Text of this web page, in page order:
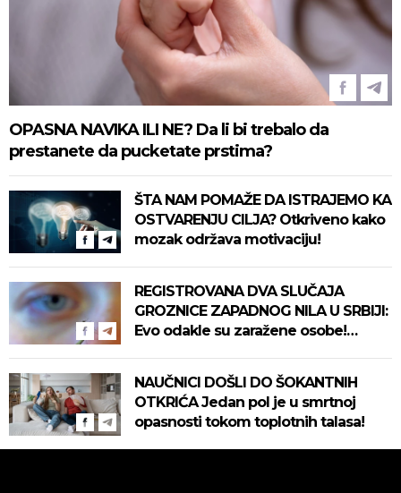
OPASNA NAVIKA ILI NE? Da li bi trebalo da
prestanete da pucketate prstima?
ŠTA NAM POMAŽE DA ISTRAJEMO KA
OSTVARENJU CILJA? Otkriveno kako
mozak održava motivaciju!
REGISTROVANA DVA SLUČAJA
GROZNICE ZAPADNOG NILA U SRBIJI:
Evo odakle su zaražene osobe!
NAUČNICI DOŠLI DO ŠOKANTNIH
OTKRIĆA Jedan pol je u smrtnoj
opasnosti tokom toplotnih talasa!